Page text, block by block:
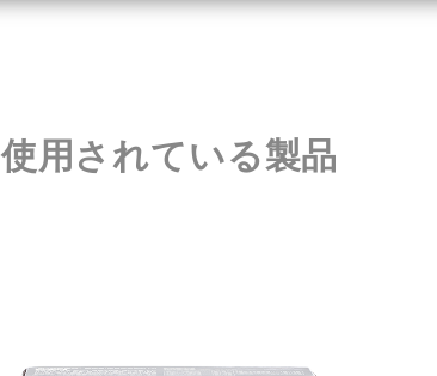
使用されている製品